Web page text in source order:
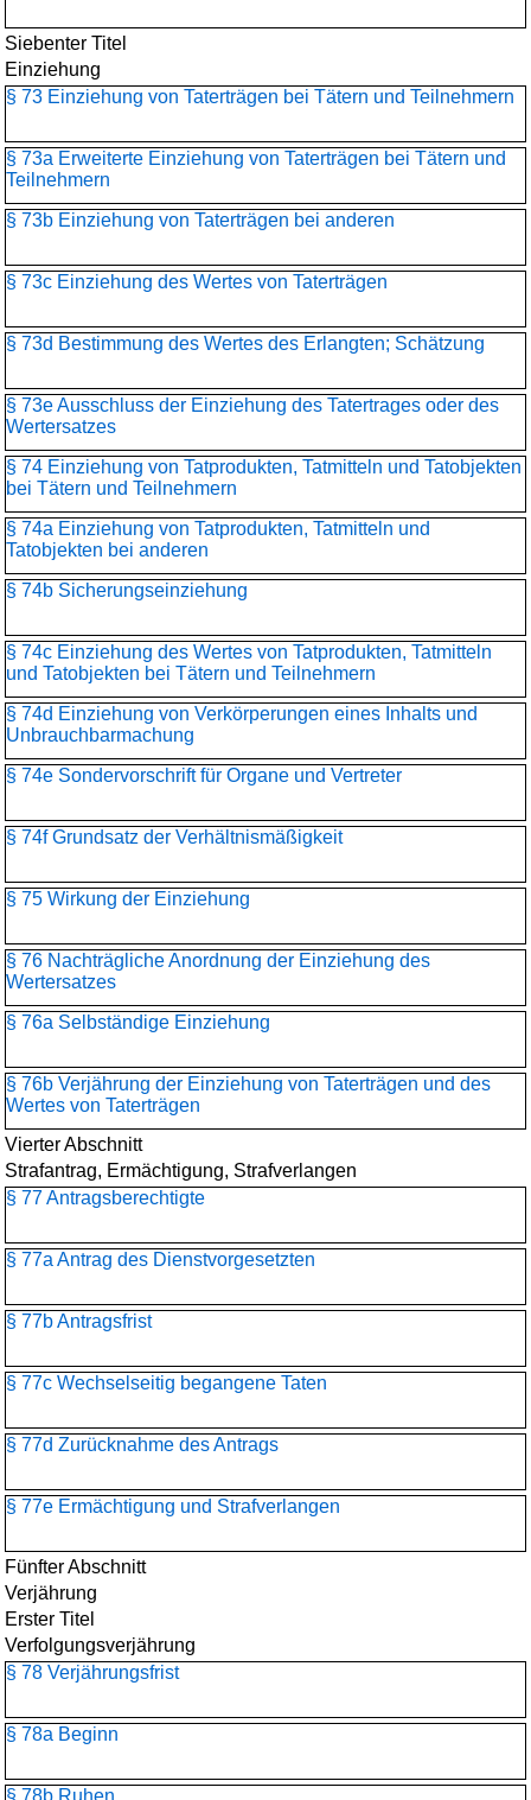
Siebenter Titel
Einziehung
§ 73 Einziehung von Taterträgen bei Tätern und Teilnehmern
§ 73a Erweiterte Einziehung von Taterträgen bei Tätern und
Teilnehmern
§ 73b Einziehung von Taterträgen bei anderen
§ 73c Einziehung des Wertes von Taterträgen
§ 73d Bestimmung des Wertes des Erlangten; Schätzung
§ 73e Ausschluss der Einziehung des Tatertrages oder des
Wertersatzes
§ 74 Einziehung von Tatprodukten, Tatmitteln und Tatobjekten
bei Tätern und Teilnehmern
§ 74a Einziehung von Tatprodukten, Tatmitteln und
Tatobjekten bei anderen
§ 74b Sicherungseinziehung
§ 74c Einziehung des Wertes von Tatprodukten, Tatmitteln
und Tatobjekten bei Tätern und Teilnehmern
§ 74d Einziehung von Verkörperungen eines Inhalts und
Unbrauchbarmachung
§ 74e Sondervorschrift für Organe und Vertreter
§ 74f Grundsatz der Verhältnismäßigkeit
§ 75 Wirkung der Einziehung
§ 76 Nachträgliche Anordnung der Einziehung des
Wertersatzes
§ 76a Selbständige Einziehung
§ 76b Verjährung der Einziehung von Taterträgen und des
Wertes von Taterträgen
Vierter Abschnitt
Strafantrag, Ermächtigung, Strafverlangen
§ 77 Antragsberechtigte
§ 77a Antrag des Dienstvorgesetzten
§ 77b Antragsfrist
§ 77c Wechselseitig begangene Taten
§ 77d Zurücknahme des Antrags
§ 77e Ermächtigung und Strafverlangen
Fünfter Abschnitt
Verjährung
Erster Titel
Verfolgungsverjährung
§ 78 Verjährungsfrist
§ 78a Beginn
§ 78b Ruhen